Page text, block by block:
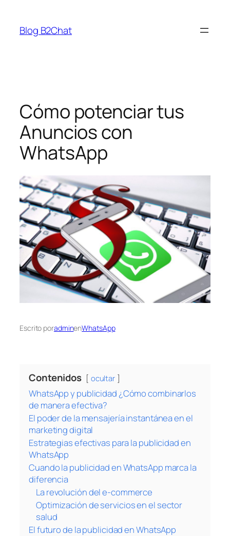
contenido
Blog B2Chat
Cómo potenciar tus
Anuncios con
WhatsApp
Escrito poradminenWhatsApp
Contenidos ocultar
WhatsApp y publicidad ¿Cómo combinarlos
de manera efectiva?
El poder de la mensajería instantánea en el
marketing digital
Estrategias efectivas para la publicidad en
WhatsApp
Cuando la publicidad en WhatsApp marca la
diferencia
La revolución del e-commerce
Optimización de servicios en el sector
salud
El futuro de la publicidad en WhatsApp